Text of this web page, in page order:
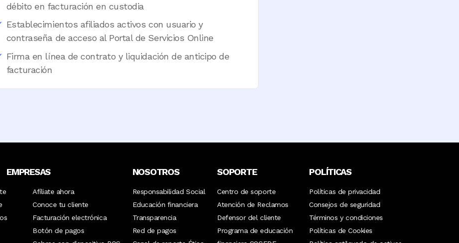
débito en facturación en custodia
Establecimientos afiliados activos con usuario y
contraseña de acceso al Portal de Servicios Online
Firma en línea de contrato y liquidación de anticipo de
facturación
EMPRESAS
Afíliate ahora
Conoce tu cliente
Facturación electrónica
Botón de pagos
NOSOTROS
Responsabilidad Social
Educación financiera
Transparencia
Red de pagos
SOPORTE
Centro de soporte
Atención de Reclamos
Defensor del cliente
Programa de educación
POLÍTICAS
Políticas de privacidad
Consejos de seguridad
Términos y condiciones
Políticas de Cookies